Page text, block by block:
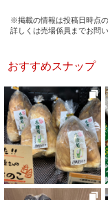
※掲載の情報は投稿日時点
詳しくは売場係員までお問
おすすめスナップ